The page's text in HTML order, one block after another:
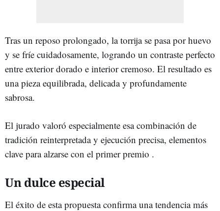
Tras un reposo prolongado, la torrija se pasa por huevo
y se fríe cuidadosamente, logrando un contraste perfecto
entre exterior dorado e interior cremoso. El resultado es
una pieza equilibrada, delicada y profundamente
sabrosa.
El jurado valoró especialmente esa combinación de
tradición reinterpretada y ejecución precisa, elementos
clave para alzarse con el primer premio .
Un dulce especial
El éxito de esta propuesta confirma una tendencia más